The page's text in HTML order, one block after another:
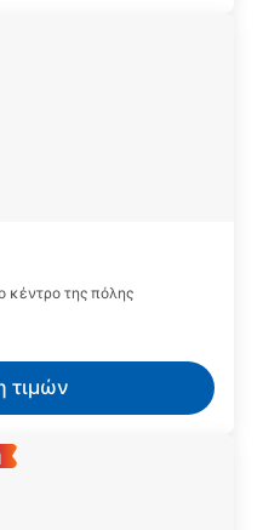
κέντρο της πόλης
τιμών